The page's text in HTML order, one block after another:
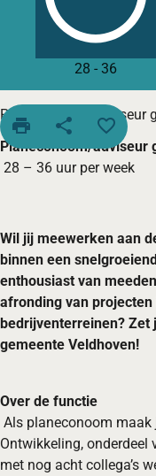
28 - 36
print share favorite_border
Planeconoom/adviseur
Planeconoom/adviseur
28 – 36 uur per week
Wil jij meewerken aan
binnen een
enthousiast van
afronding van
bedrijventerreinen?
gemeente Veldhoven!
Over de functie
Als planeconoom maak
Ontwikkeling, onderdeel
met nog acht collega’s